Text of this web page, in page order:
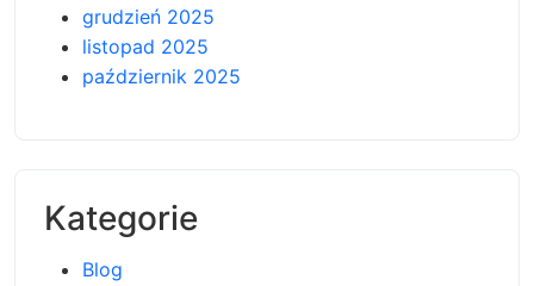
grudzień 2025
listopad 2025
październik 2025
Kategorie
Blog